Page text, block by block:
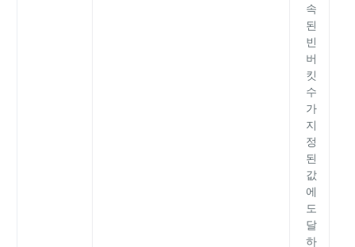
속
된
빈
버
킷
수
가
지
정
된
값
에
도
달
하